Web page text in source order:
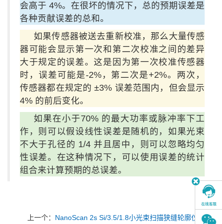
会高于 4%。在很坏的情况下，总的预期误差是
各种贡献误差的总和。
如果传感器被送去重新校准，那么大量传感
器可能会显示第一次和第二次校准之间的差异
大于规定的误差。这是因为第一次校准传感器
时，误差可能是-2%，第二次是+2%。两次，
传感器都在规定的 ±3% 误差范围内，但会显示
4% 的前后变化。
如果在小于70% 的最大功率或脉冲率下工
作，则可以假设线性误差是随机的，如果光束
不大于孔径的 1/4 并且居中，则可以忽略均匀
性误差。在这种情况下，可以使用误差的统计
组合来计算预期的总误差。
上一个： NanoScan 2s Si/3.5/1.8小光束扫描狭缝轮廓仪